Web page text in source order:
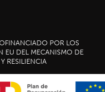
POR LOS
EU DEL MECANISMO DE
RESILIENCIA